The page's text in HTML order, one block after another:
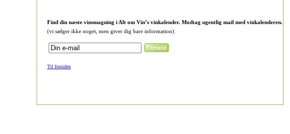
Find din næste vinsmagning i Alt om Vin’s vinkalender. Modtag ugentlig mail med vinkalenderen.
(vi sælger ikke noget, men giver dig bare information).
Til forsiden